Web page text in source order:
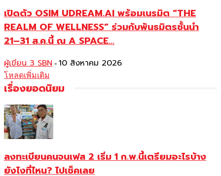
เปิดตัว OSIM UDREAM.AI พร้อมเนรมิต “THE
REALM OF WELLNESS” ร่วมกับพันธมิตรชั้นนำ
21–31 ส.ค.นี้ ณ A SPACE...
ผู้เขียน 3 SBN - 10 สิงหาคม 2026
โหลดเพิ่มเติม
เรื่องยอดนิยม
ลงทะเบียนคนจนเฟส 2 เริ่ม 1 ก.พ.นี้เตรียมอะไรบ้าง
ยังไงที่ไหน? ไปเช็คเลย